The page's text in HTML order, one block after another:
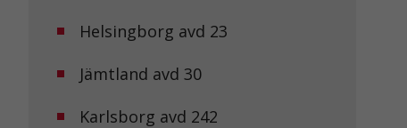
Helsingborg avd 23
Jämtland avd 30
Karlsborg avd 242